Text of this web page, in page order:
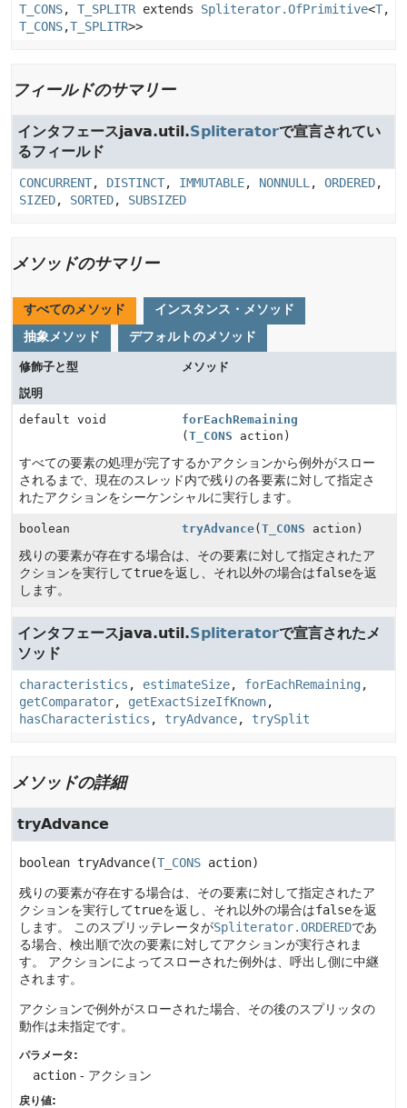
T_CONS, T_SPLITR extends Spliterator.OfPrimitive<T,
T_CONS,T_SPLITR>>
フィールドのサマリー
インタフェースjava.util.Spliteratorで宣言されてい
るフィールド
CONCURRENT, DISTINCT, IMMUTABLE, NONNULL , ORDERED,
SIZED, SORTED, SUBSIZED
メソッドのサマリー
すべてのメソッド
インスタンス・メソッド
抽象メソッド
デフォルトのメソッド
修飾子と型
メソッド
説明
default void
forEachRemaining
(T_CONS action)
すべての要素の処理が完了するかアクションから例外がスロー
されるまで、現在のスレッド内で残りの各要素に対して指定さ
れたアクションをシーケンシャルに実行します。
boolean tryAdvance(T_CONS action)
残りの要素が存在する場合は、その要素に対して指定されたア
クションを実行してtrueを返し、それ以外の場合はfalseを返
します。
インタフェースjava.util.Spliteratorで宣言されたメ
ソッド
characteristics , estimateSize, forEachRemaining,
getComparator, getExactSizeIfKnown,
hasCharacteristics , tryAdvance, trySplit
メソッドの詳細
tryAdvance
boolean tryAdvance(T_CONS action)
残りの要素が存在する場合は、その要素に対して指定されたア
クションを実行してtrueを返し、それ以外の場合はfalseを返
します。
このスプリッテレータがSpliterator.ORDEREDであ
る場合、検出順で次の要素に対してアクションが実行されま
す。
アクションによってスローされた例外は、呼出し側に中継
されます。
アクションで例外がスローされた場合、その後のスプリッタの
動作は未指定です。
パラメータ:
action - アクション
戻り値: